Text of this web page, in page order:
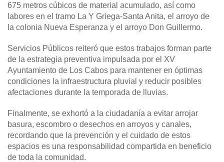
675 metros cúbicos de material acumulado, así como
labores en el tramo La Y Griega-Santa Anita, el arroyo de
la colonia Nueva Esperanza y el arroyo Don Guillermo.
Servicios Públicos reiteró que estos trabajos forman parte
de la estrategia preventiva impulsada por el XV
Ayuntamiento de Los Cabos para mantener en óptimas
condiciones la infraestructura pluvial y reducir posibles
afectaciones durante la temporada de lluvias.
Finalmente, se exhortó a la ciudadanía a evitar arrojar
basura, escombro o desechos en arroyos y canales,
recordando que la prevención y el cuidado de estos
espacios es una responsabilidad compartida en beneficio
de toda la comunidad.